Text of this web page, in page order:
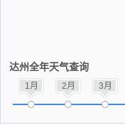
达州全年天气查询
1月 2月 3月